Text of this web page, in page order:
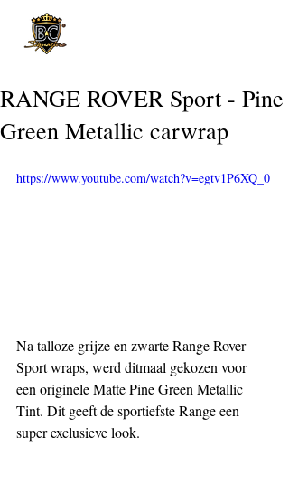
RANGE ROVER Sport - Pine
Green Metallic carwrap
https://www.youtube.com/watch?v=egtv1P6XQ_0
Na talloze grijze en zwarte Range Rover
Sport wraps, werd ditmaal gekozen voor
een originele Matte Pine Green Metallic
Tint. Dit geeft de sportiefste Range een
super exclusieve look.